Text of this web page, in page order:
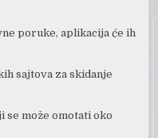
poruke, aplikacija će ih
sajtova za skidanje
može omotati oko